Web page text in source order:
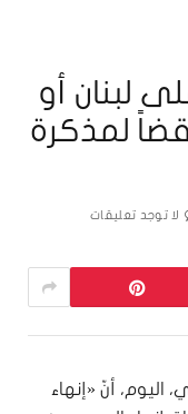
لبنان أو
لمذكرة
لا توجد تعليقات
اليوم، أنّ «إنهاء